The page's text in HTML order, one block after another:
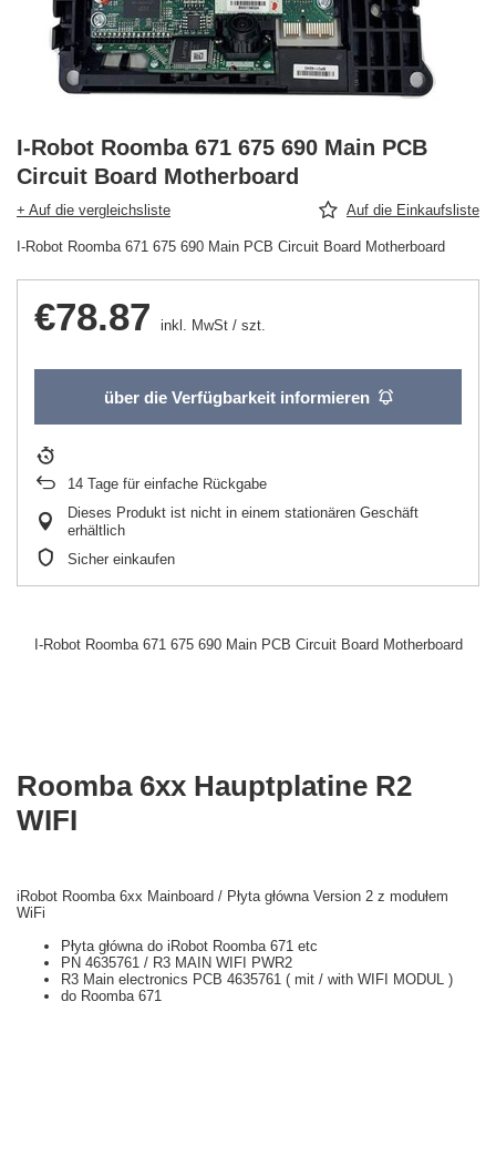
I-Robot Roomba 671 675 690 Main PCB
Circuit Board Motherboard
+ Auf die vergleichsliste Auf die Einkaufsliste
I-Robot Roomba 671 675 690 Main PCB Circuit Board Motherboard
€78.87 inkl. MwSt / szt.
über die Verfügbarkeit informieren
14 Tage für einfache Rückgabe
Dieses Produkt ist nicht in einem stationären Geschäft
erhältlich
Sicher einkaufen
I-Robot Roomba 671 675 690 Main PCB Circuit Board Motherboard
Roomba 6xx Hauptplatine R2
WIFI
iRobot Roomba 6xx Mainboard / Płyta główna Version 2 z modułem
WiFi
Płyta główna do iRobot Roomba 671 etc
PN 4635761 / R3 MAIN WIFI PWR2
R3 Main electronics PCB 4635761 ( mit / with WIFI MODUL )
do Roomba 671